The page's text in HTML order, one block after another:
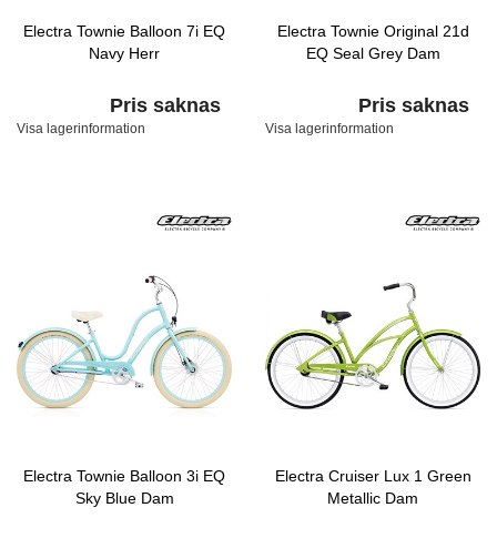
Electra Townie Balloon 7i EQ
Navy Herr
Pris saknas
Visa lagerinformation
Electra Townie Original 21d
EQ Seal Grey Dam
Pris saknas
Visa lagerinformation
Electra Townie Balloon 3i EQ
Sky Blue Dam
Electra Cruiser Lux 1 Green
Metallic Dam